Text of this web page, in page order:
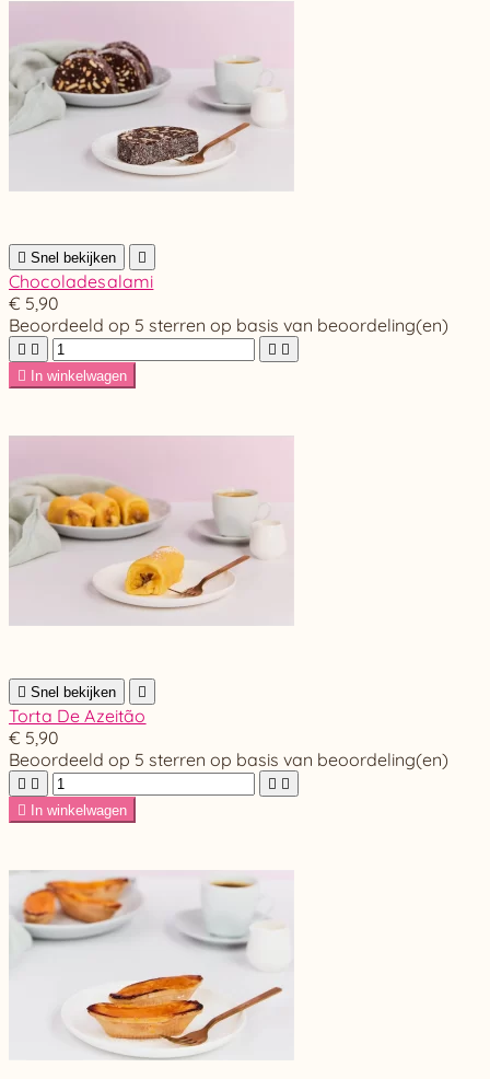
 Snel bekijken 
Chocoladesalami
€ 5,90
Beoordeeld op 5 sterren op basis van beoordeling(en)
   

In winkelwagen
 Snel bekijken 
Torta De Azeitão
€ 5,90
Beoordeeld op 5 sterren op basis van beoordeling(en)
   

In winkelwagen